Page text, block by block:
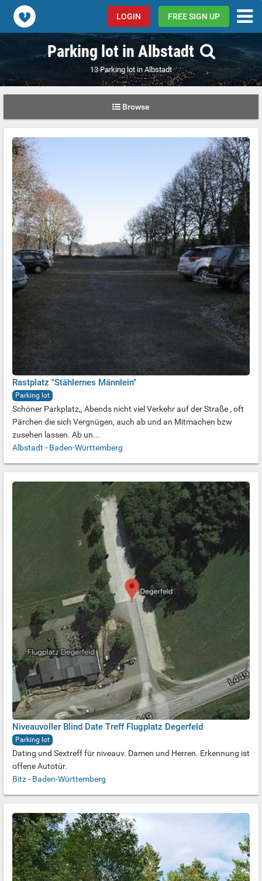
Popcorn.dating LOGIN FREE SIGN UP
Parking lot in Albstadt
13 Parking lot in Albstadt
Browse
Rastplatz "Stählernes Männlein"
Parking lot
Schöner Parkplatz,, Abends nicht viel Verkehr auf der Straße , oft
Pärchen die sich Vergnügen, auch ab und an Mitmachen bzw
zusehen lassen. Ab un...
Albstadt - Baden-Württemberg
Niveauvoller Blind Date Treff Flugplatz Degerfeld
Parking lot
Dating und Sextreff für niveauv. Damen und Herren. Erkennung ist
offene Autotür.
Bitz- Baden-Württemberg